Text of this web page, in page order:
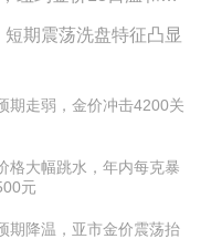
期震荡洗盘特征凸显
期走弱，金价冲击4200关
格大幅跳水，年内每克暴
元
期降温，亚市金价震荡抬